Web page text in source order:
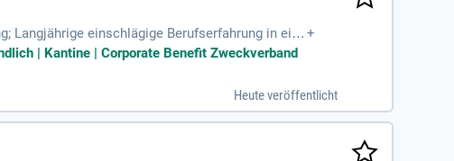
Langjährige einschlägige Berufserfahrung in eine
Erfahrung in der Personalführung
+
| Kantine | Corporate Benefit Zweckverband
Heute veröffentlicht